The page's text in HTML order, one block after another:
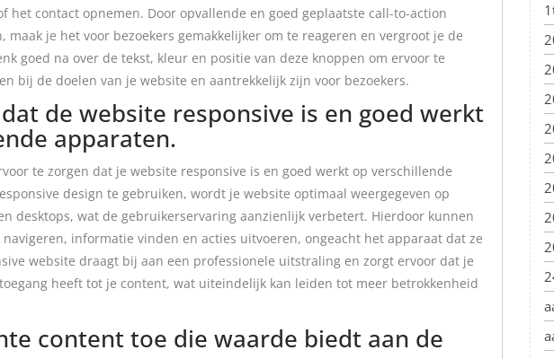
het contact opnemen. Door opvallende en goed geplaatste call-to-action
maak je het voor bezoekers gemakkelijker om te reageren en vergroot je de
goed na over de tekst, kleur en positie van deze knoppen om ervoor te
bij de doelen van je website en aantrekkelijk zijn voor bezoekers.
de website responsive is en goed werkt
apparaten.
te zorgen dat je website responsive is en goed werkt op verschillende
design te gebruiken, wordt je website optimaal weergegeven op
desktops, wat de gebruikerservaring aanzienlijk verbetert. Hierdoor kunnen
navigeren, informatie vinden en acties uitvoeren, ongeacht het apparaat dat ze
website draagt bij aan een professionele uitstraling en zorgt ervoor dat je
heeft tot je content, wat uiteindelijk kan leiden tot meer betrokkenheid
content toe die waarde biedt aan de